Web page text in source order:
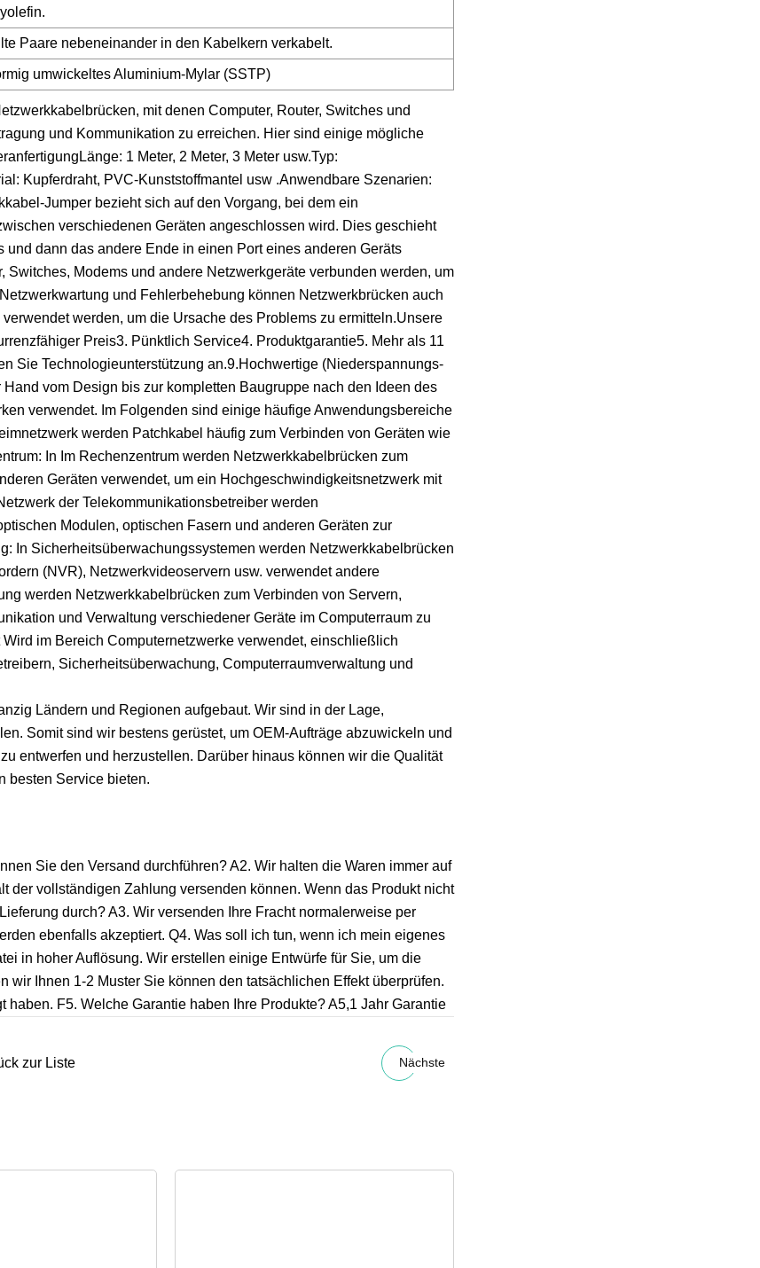
Paare nebeneinander in den Kabelkern verkabelt.
umwickeltes Aluminium-Mylar (SSTP)
mit denen Computer, Router, Switches und
und Kommunikation zu erreichen. Hier sind einige mögliche
1 Meter, 2 Meter, 3 Meter usw.Typ:
Kupferdraht, PVC-Kunststoffmantel usw .Anwendbare Szenarien:
Jumper bezieht sich auf den Vorgang, bei dem ein
verschiedenen Geräten angeschlossen wird. Dies geschieht
dann das andere Ende in einen Port eines anderen Geräts
Modems und andere Netzwerkgeräte verbunden werden, um
und Fehlerbehebung können Netzwerkbrücken auch
werden, um die Ursache des Problems zu ermitteln.Unsere
Preis3. Pünktlich Service4. Produktgarantie5. Mehr als 11
Sie Technologieunterstützung an.9.Hochwertige (Niederspannungs-
vom Design bis zur kompletten Baugruppe nach den Ideen des
verwendet. Im Folgenden sind einige häufige Anwendungsbereiche
werden Patchkabel häufig zum Verbinden von Geräten wie
In Im Rechenzentrum werden Netzwerkkabelbrücken zum
Geräten verwendet, um ein Hochgeschwindigkeitsnetzwerk mit
der Telekommunikationsbetreiber werden
Modulen, optischen Fasern und anderen Geräten zur
In Sicherheitsüberwachungssystemen werden Netzwerkkabelbrücken
(NVR), Netzwerkvideoservern usw. verwendet andere
werden Netzwerkkabelbrücken zum Verbinden von Servern,
und Verwaltung verschiedener Geräte im Computerraum zu
im Bereich Computernetzwerke verwendet, einschließlich
Sicherheitsüberwachung, Computerraumverwaltung und
Ländern und Regionen aufgebaut. Wir sind in der Lage,
Somit sind wir bestens gerüstet, um OEM-Aufträge abzuwickeln und
entwerfen und herzustellen. Darüber hinaus können wir die Qualität
besten Service bieten.
Sie den Versand durchführen? A2. Wir halten die Waren immer auf
der vollständigen Zahlung versenden können. Wenn das Produkt nicht
durch? A3. Wir versenden Ihre Fracht normalerweise per
ebenfalls akzeptiert. Q4. Was soll ich tun, wenn ich mein eigenes
in hoher Auflösung. Wir erstellen einige Entwürfe für Sie, um die
Ihnen 1-2 Muster Sie können den tatsächlichen Effekt überprüfen.
F5. Welche Garantie haben Ihre Produkte? A5,1 Jahr Garantie
zur Liste Nächste